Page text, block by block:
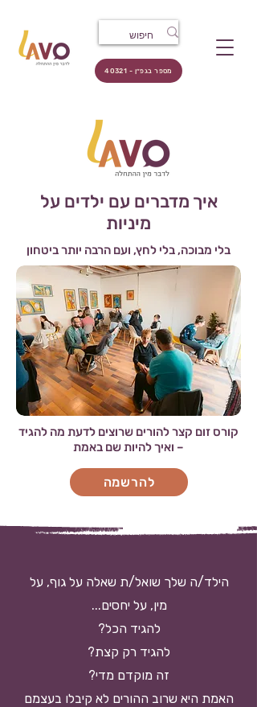
מספר בגפ״ן - 40321
איך מדברים עם ילדים על
מיניות
בלי מבוכה, בלי לחץ, ועם הרבה יותר ביטחון
קורס זום קצר להורים שרוצים לדעת מה להגיד
– ואיך להיות שם באמת
להרשמה
הילד/ה שלך שואל/ת שאלה על גוף, על
מין, על יחסים...
להגיד הכל?
להגיד רק קצת?
זה מוקדם מדי?
האמת היא שרוב ההורים לא קיבלו בעצמם